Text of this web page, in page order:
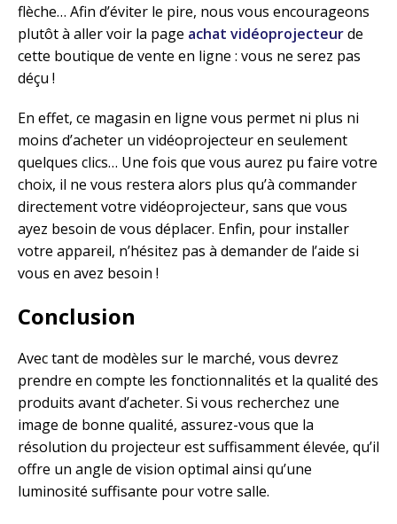
flèche… Afin d’éviter le pire, nous vous encourageons
plutôt à aller voir la page achat vidéoprojecteurde
cette boutique de vente en ligne : vous ne serez pas
déçu !
En effet, ce magasin en ligne vous permet ni plus ni
moins d’acheter un vidéoprojecteur en seulement
quelques clics… Une fois que vous aurez pu faire votre
choix, il ne vous restera alors plus qu’à commander
directement votre vidéoprojecteur, sans que vous
ayez besoin de vous déplacer. Enfin, pour installer
votre appareil, n’hésitez pas à demander de l’aide si
vous en avez besoin !
Conclusion
Avec tant de modèles sur le marché, vous devrez
prendre en compte les fonctionnalités et la qualité des
produits avant d’acheter. Si vous recherchez une
image de bonne qualité, assurez-vous que la
résolution du projecteur est suffisamment élevée, qu’il
offre un angle de vision optimal ainsi qu’une
luminosité suffisante pour votre salle.